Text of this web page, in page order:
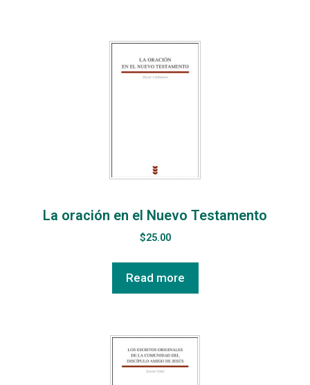
La oración en el Nuevo Testamento
$25.00
Read more